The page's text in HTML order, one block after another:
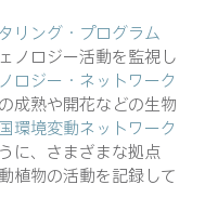
リング・プログラム
ノロジー活動を監視し
ロジー・ネットワーク
成熟や開花などの生物
環境変動ネットワーク
に、さまざまな拠点
植物の活動を記録して